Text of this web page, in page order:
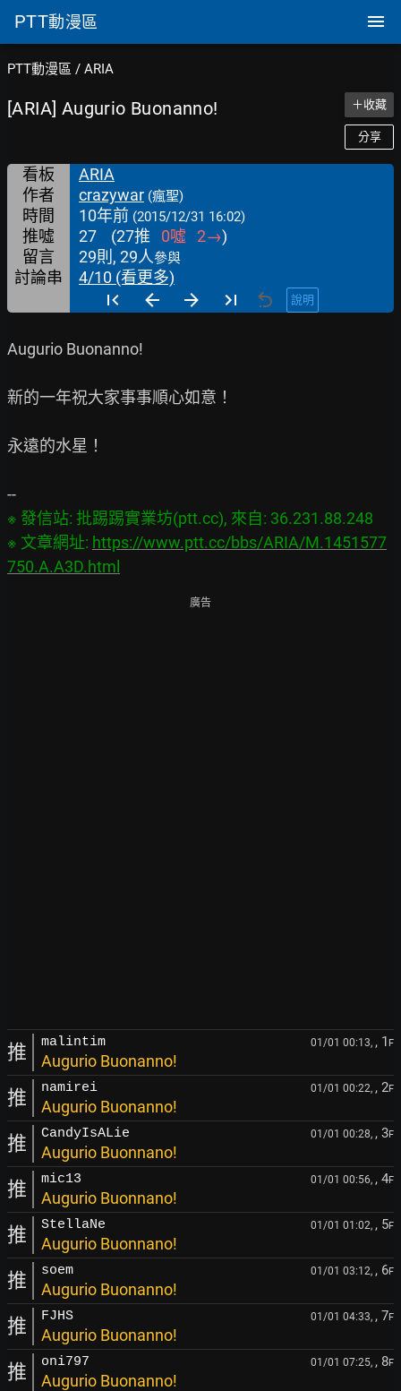
PTT動漫區
PTT動漫區 / ARIA
[ARIA] Augurio Buonanno! ＋收藏
分享
看板
ARIA
作者
crazywar (瘋聖)
時間 10年前 (2015/12/31 16:02)
推噓 27 (27推 0噓 2→)
留言
29則, 29人參與
討論串 4/10 (看更多)
說明
Augurio Buonanno!
新的一年祝大家事事順心如意！
永遠的水星！
※ 發信站: 批踢踢實業坊(ptt.cc), 來自: 36.231.88.248
※ 文章網址: https://www.ptt.cc/bbs/ARIA/M.1451577
750.A.A3D.html
廣告
推 malintim 01/01 00:13, , 1 F
Augurio Buonanno!
推 namirei 01/01 00:22, , 2F
Augurio Buonanno!
推 CandyIsALie 01/01 00:28, , 3F
Augurio Buonnano!
推 mic13 01/01 00:56, , 4F
Augurio Buonnano!
推 StellaNe 01/01 01:02, , 5F
Augurio Buonnano!
推 soem 01/01 03:12, , 6F
Augurio Buonanno!
推 FJHS 01/01 04:33, , 7F
Augurio Buonanno!
推 oni797 01/01 07:25, , 8F
Augurio Buonanno!